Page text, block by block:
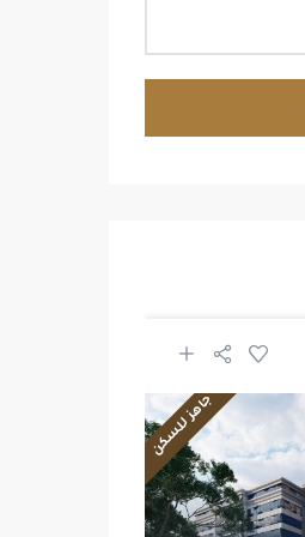
جاهز للسكن